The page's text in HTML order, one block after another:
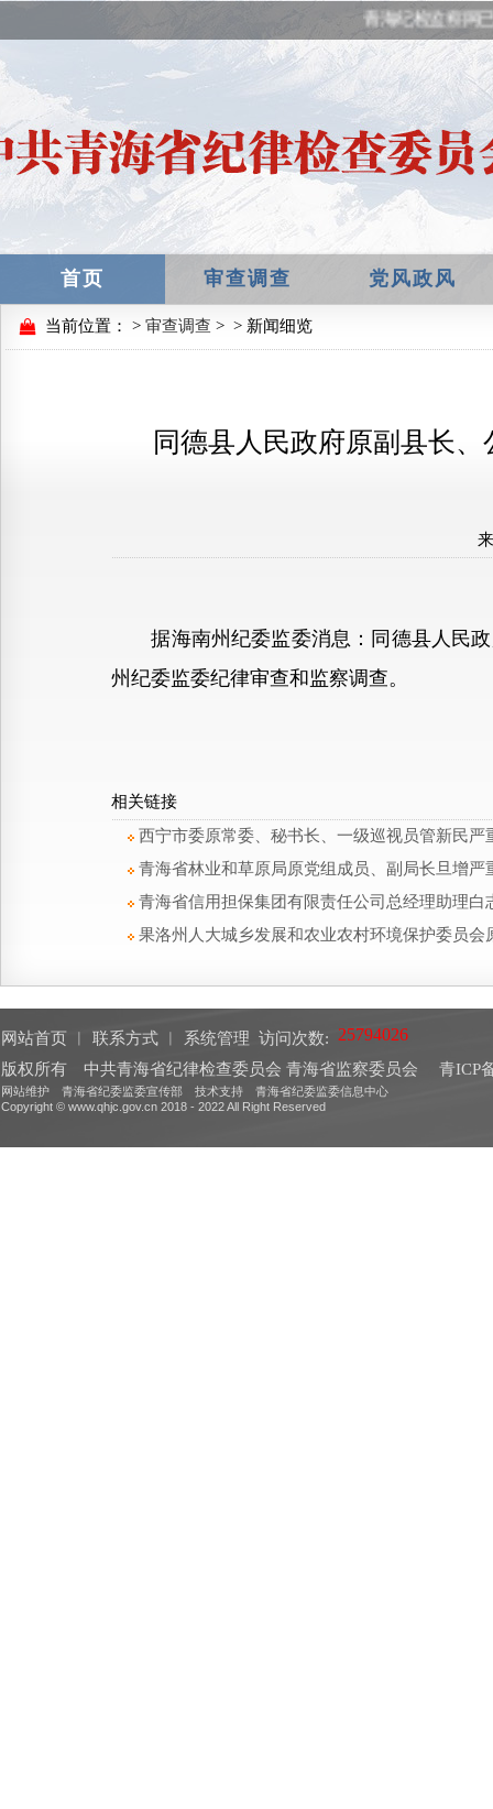
青海纪检监察网
首页 审查调查 党风政风
当前位置： > 审查调查 > > 新闻细览
同德县人民政府原副县长
据海南州纪委监委消息：同德县人民政
州纪委监委纪律审查和监察调查。
相关链接
西宁市委原常委、秘书长、一级巡视员管新民严
青海省林业和草原局原党组成员、副局长旦增
青海省信用担保集团有限责任公司总经理助理
果洛州人大城乡发展和农业农村环境保护委员
网站首页 联系方式 系统管理 访问次数:
版权所有 中共青海省纪律检查委员会 青海省监察委员会
青ICP
网站维护 青海省纪委监委宣传部 技术支持 青海省纪委监委信息中心
Copyright © www.qhjc.gov.cn 2018 - 2022 All Right Reserved